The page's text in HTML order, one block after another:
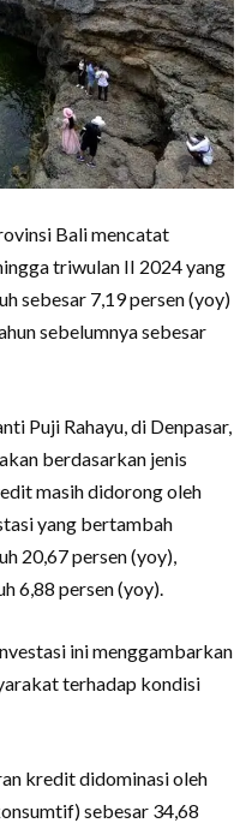
Bali mencatat
triwulan II 2024 yang
sebesar 7,19 persen (yoy)
sebelumnya sebesar
Puji Rahayu, di Denpasar,
berdasarkan jenis
masih didorong oleh
yang bertambah
20,67 persen (yoy),
6,88 persen (yoy).
ini menggambarkan
terhadap kondisi
kredit didominasi oleh
sebesar 34,68